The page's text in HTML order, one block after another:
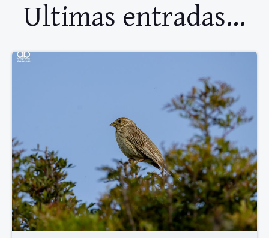
Ultimas entradas...